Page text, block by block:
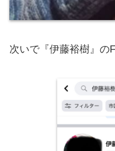
次いで『伊藤裕樹』の